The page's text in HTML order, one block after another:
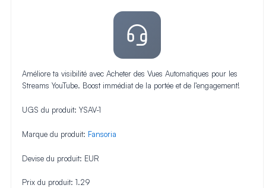
Améliore ta visibilité avec Acheter des Vues Automatiques pour les
Streams YouTube. Boost immédiat de la portée et de l’engagement!
UGS du produit: YSAV-1
Marque du produit: Fansoria
Devise du produit: EUR
Prix du produit: 1.29